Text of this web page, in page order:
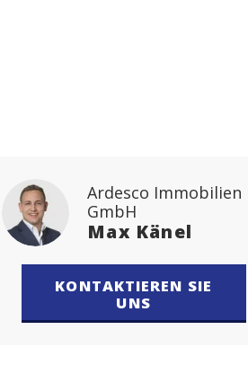
Ardesco Immobilien
GmbH
Max Känel
KONTAKTIEREN SIE
UNS